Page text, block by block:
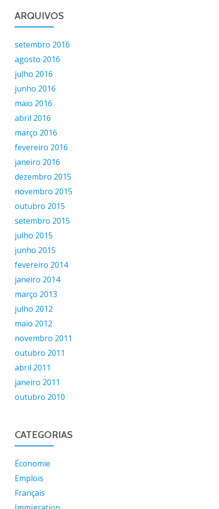
ARQUIVOS
setembro 2016
agosto 2016
julho 2016
junho 2016
maio 2016
abril 2016
março 2016
fevereiro 2016
janeiro 2016
dezembro 2015
novembro 2015
outubro 2015
setembro 2015
julho 2015
junho 2015
fevereiro 2014
janeiro 2014
março 2013
julho 2012
maio 2012
novembro 2011
outubro 2011
abril 2011
janeiro 2011
outubro 2010
CATEGORIAS
Économie
Emplois
Français